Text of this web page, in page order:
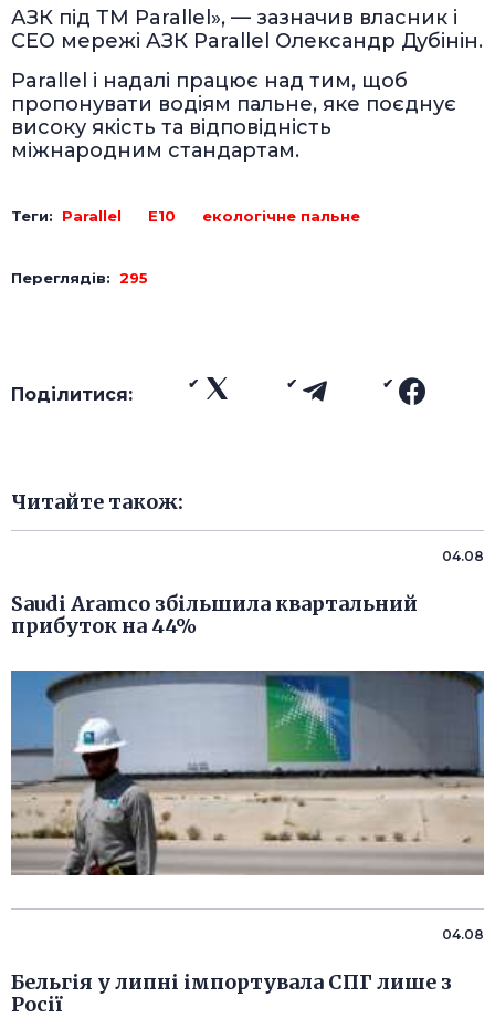
АЗК під ТМ Parallel», — зазначив власник і
СЕО мережі АЗК Parallel Олександр Дубінін.
Parallel і надалі працює над тим, щоб
пропонувати водіям пальне, яке поєднує
високу якість та відповідність
міжнародним стандартам.
Теги: Parallel Е10 екологічне пальне
Переглядів: 295
Поділитися:
Читайте також:
04.08
Saudi Aramco збільшила квартальний
прибуток на 44%
04.08
Бельгія у липні імпортувала СПГ лише з
Росії